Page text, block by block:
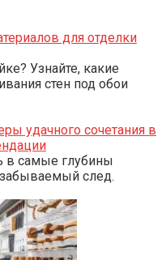
для отделки
Узнайте, какие
стен под обои
удачного сочетания в
в самые глубины
след.